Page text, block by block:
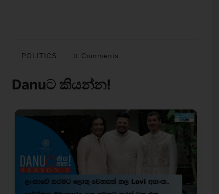
POLITICS 0 Comments